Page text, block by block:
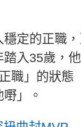
穩定的正職
踏入35歲，
職」的狀態
」。